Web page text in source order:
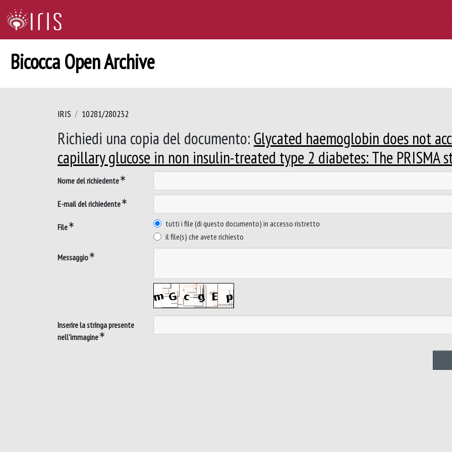
Bicocca Open Archive
IRIS 10281/280232
Richiedi una copia del documento: Glycated haemoglobin does not
capillary glucose in non insulin-treated type 2 diabetes: The PRISMA
Nome del richiedente
E-mail del richiedente
File
tutti i file (di questo documento) in accesso ristretto
il file(s) che avete richiesto
Messaggio
Inserire la stringa presente
nell'immagine